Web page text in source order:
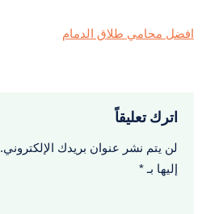
افضل محامي طلاق الدمام
اترك تعليقاً
لن يتم نشر عنوان بريدك الإلكتروني.
إليها بـ *